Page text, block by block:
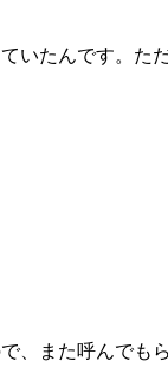
たんです。た
、また呼んでも